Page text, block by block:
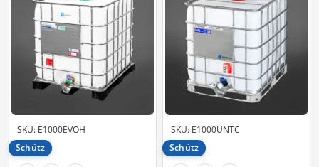
SKU: E1000EVOH
Schütz
SKU: E1000UNTC
Schütz